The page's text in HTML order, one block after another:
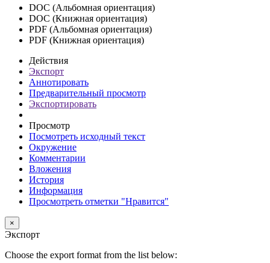
DOC (Альбомная ориентация)
DOC (Книжная ориентация)
PDF (Альбомная ориентация)
PDF (Книжная ориентация)
Действия
Экспорт
Аннотировать
Предварительный просмотр
Экспортировать
Просмотр
Посмотреть исходный текст
Окружение
Комментарии
Вложения
История
Информация
Просмотреть отметки "Нравится"
×
Экспорт
Choose the export format from the list below: